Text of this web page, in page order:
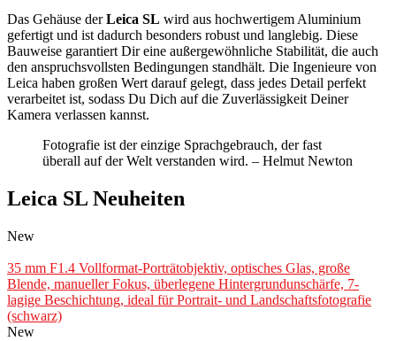
Das Gehäuse derLeica SL wird aus hochwertigem Aluminium
gefertigt und ist dadurch besonders robust und langlebig. Diese
Bauweise garantiert Dir eine außergewöhnliche Stabilität, die auch
den anspruchsvollsten Bedingungen standhält. Die Ingenieure von
Leica haben großen Wert darauf gelegt, dass jedes Detail perfekt
verarbeitet ist, sodass Du Dich auf die Zuverlässigkeit Deiner
Kamera verlassen kannst.
Fotografie ist der einzige Sprachgebrauch, der fast
überall auf der Welt verstanden wird. – Helmut Newton
Leica SL Neuheiten
New
35 mm F1.4 Vollformat-Porträtobjektiv, optisches Glas, große
Blende, manueller Fokus, überlegene Hintergrundunschärfe, 7-
lagige Beschichtung, ideal für Portrait- und Landschaftsfotografie
(schwarz)
New